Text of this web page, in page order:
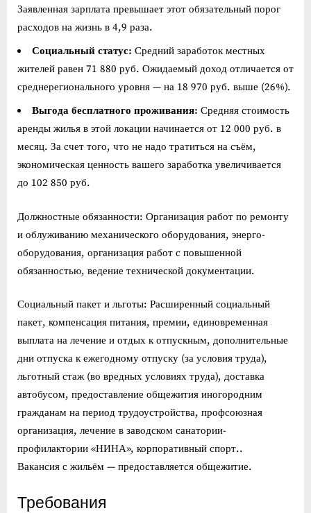
Заявленная зарплата превышает этот обязательный порог
расходов на жизнь в 4,9 раза.
Социальный статус: Средний заработок местных
жителей равен 71 880 руб. Ожидаемый доход отличается от
среднерегионального уровня — на 18 970 руб. выше (26%).
Выгода бесплатного проживания: Средняя стоимость
аренды жилья в этой локации начинается от 12 000 руб. в
месяц. За счет того, что не надо тратиться на съём,
экономическая ценность вашего заработка увеличивается
до 102 850 руб.
Должностные обязанности: Организация работ по ремонту
и облуживанию механического оборудования, энерго-
оборудования, организация работ с повышенной
обязанностью, ведение технической документации.
Социальный пакет и льготы: Расширенный социальный
пакет, компенсация питания, премии, единовременная
выплата на лечение и отдых к отпускным, дополнительные
дни отпуска к ежегодному отпуску (за условия труда),
льготный стаж (во вредных условиях труда), доставка
автобусом, предоставление общежития иногородним
гражданам на период трудоустройства, профсоюзная
организация, лечение в заводском санатории-
профилактории «НИНА», корпоративный спорт..
Вакансия с жильём — предоставляется общежитие.
Требования